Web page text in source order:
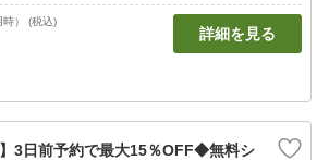
時） (税込)
詳細を見る
】3日前予約で最大15％OFF◆無料シ